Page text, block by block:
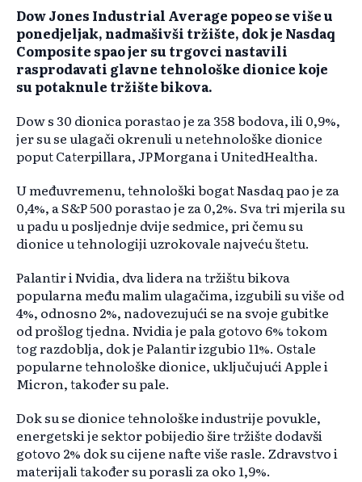
Dow Jones Industrial Average popeo se više u
ponedjeljak, nadmašivši tržište, dok je Nasdaq
Composite spao jer su trgovci nastavili
rasprodavati glavne tehnološke dionice koje
su potaknule tržište bikova.
Dow s 30 dionica porastao je za 358 bodova, ili 0,9%,
jer su se ulagači okrenuli u netehnološke dionice
poput Caterpillara, JPMorgana i UnitedHealtha.
U međuvremenu, tehnološki bogat Nasdaq pao je za
0,4%, a S&P 500 porastao je za 0,2%. Sva tri mjerila su
u padu u posljednje dvije sedmice, pri čemu su
dionice u tehnologiji uzrokovale najveću štetu.
Palantir i Nvidia, dva lidera na tržištu bikova
popularna među malim ulagačima, izgubili su više od
4%, odnosno 2%, nadovezujući se na svoje gubitke
od prošlog tjedna. Nvidia je pala gotovo 6% tokom
tog razdoblja, dok je Palantir izgubio 11%. Ostale
popularne tehnološke dionice, uključujući Apple i
Micron, također su pale.
Dok su se dionice tehnološke industrije povukle,
energetski je sektor pobijedio šire tržište dodavši
gotovo 2% dok su cijene nafte više rasle. Zdravstvo i
materijali također su porasli za oko 1,9%.